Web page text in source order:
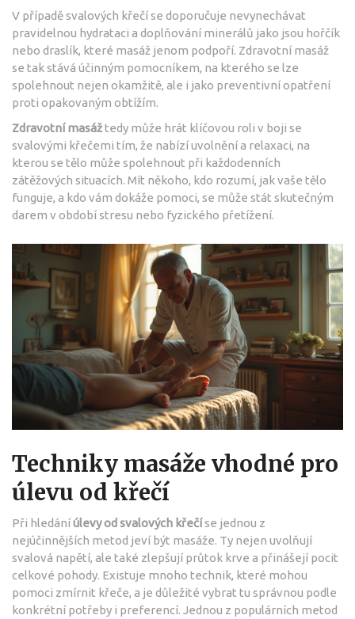
V případě svalových křečí se doporučuje nevynechávat
pravidelnou hydrataci a doplňování minerálů jako jsou hořčík
nebo draslík, které masáž jenom podpoří. Zdravotní masáž
se tak stává účinným pomocníkem, na kterého se lze
spolehnout nejen okamžitě, ale i jako preventivní opatření
proti opakovaným obtížím.
Zdravotní masážtedy může hrát klíčovou roli v boji se
svalovými křečemi tím, že nabízí uvolnění a relaxaci, na
kterou se tělo může spolehnout při každodenních
zátěžových situacích. Mít někoho, kdo rozumí, jak vaše tělo
funguje, a kdo vám dokáže pomoci, se může stát skutečným
darem v období stresu nebo fyzického přetížení.
Techniky masáže vhodné pro
úlevu od křečí
Při hledáníúlevy od svalových křečíse jednou z
nejúčinnějších metod jeví být masáže. Ty nejen uvolňují
svalová napětí, ale také zlepšují průtok krve a přinášejí pocit
celkové pohody. Existuje mnoho technik, které mohou
pomoci zmírnit křeče, a je důležité vybrat tu správnou podle
konkrétní potřeby i preferencí. Jednou z populárních metod